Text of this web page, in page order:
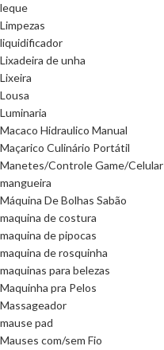
leque
Limpezas
liquidificador
Lixadeira de unha
Lixeira
Lousa
Luminaria
Macaco Hidraulico Manual
Maçarico Culinário Portátil
Manetes/Controle Game/Celular
mangueira
Máquina De Bolhas Sabão
maquina de costura
maquina de pipocas
maquina de rosquinha
maquinas para belezas
Maquinha pra Pelos
Massageador
mause pad
Mauses com/sem Fio